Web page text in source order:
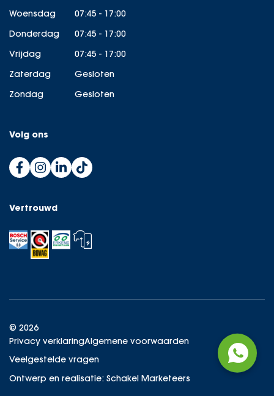
Woensdag
07:45 - 17:00
Donderdag
07:45 - 17:00
Vrijdag
07:45 - 17:00
Zaterdag
Gesloten
Zondag
Gesloten
Volg ons
Vertrouwd
© 2026
Privacy verklaringAlgemene voorwaarden
Veelgestelde vragen
Ontwerp en realisatie: Schakel Marketeers